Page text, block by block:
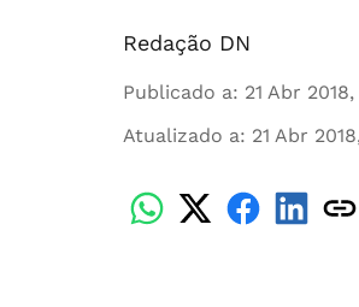
Redação DN
Publicado a: 21 Abr 2018,
Atualizado a: 21 Abr